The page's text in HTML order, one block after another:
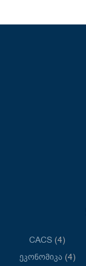
CACS (4)
Ეკონომიკა(4)